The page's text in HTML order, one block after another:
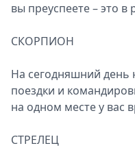
вы преуспеете – это
СКОРПИОН
На сегодняшний день
поездки и
на одном месте у вас
СТРЕЛЕЦ